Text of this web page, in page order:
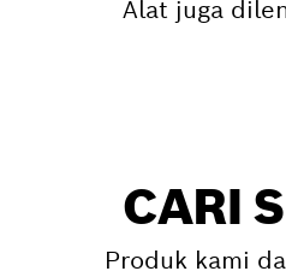
Alat juga
CARI
Produk kami